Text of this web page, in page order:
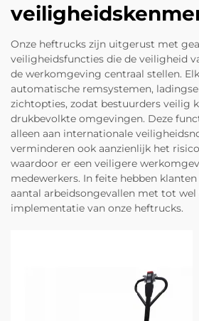
Onze heftrucks zijn uitgerust met
veiligheidsfuncties die de veiligheid
de werkomgeving centraal stellen.
automatische remsystemen,
zichtopties, zodat bestuurders veilig
drukbevolkte omgevingen. Deze
alleen aan internationale
verminderen ook aanzienlijk het
waardoor er een veiligere
medewerkers. In feite hebben
aantal arbeidsongevallen met tot wel
implementatie van onze heftrucks.